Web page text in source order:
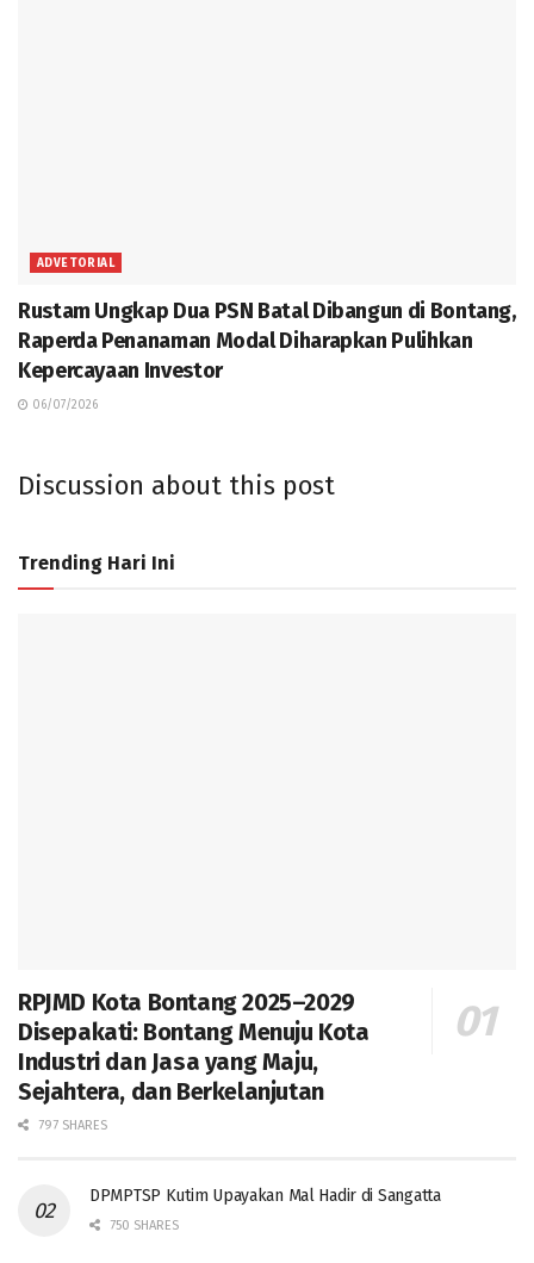
ADVETORIAL
Rustam Ungkap Dua PSN Batal Dibangun di Bontang,
Raperda Penanaman Modal Diharapkan Pulihkan
Kepercayaan Investor
06/07/2026
Discussion about this post
Trending Hari Ini
RPJMD Kota Bontang 2025–2029
Disepakati: Bontang Menuju Kota
Industri dan Jasa yang Maju,
Sejahtera, dan Berkelanjutan
797 SHARES
DPMPTSP Kutim Upayakan Mal Hadir di Sangatta
750 SHARES